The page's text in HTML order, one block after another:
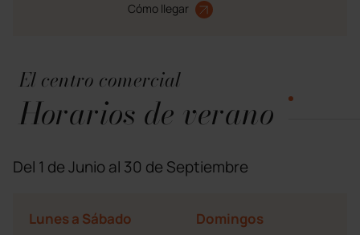
Cómo llegar
El centro comercial
Horarios de verano
Del 1 de Junio al 30 de Septiembre
Lunes a Sábado
Domingos